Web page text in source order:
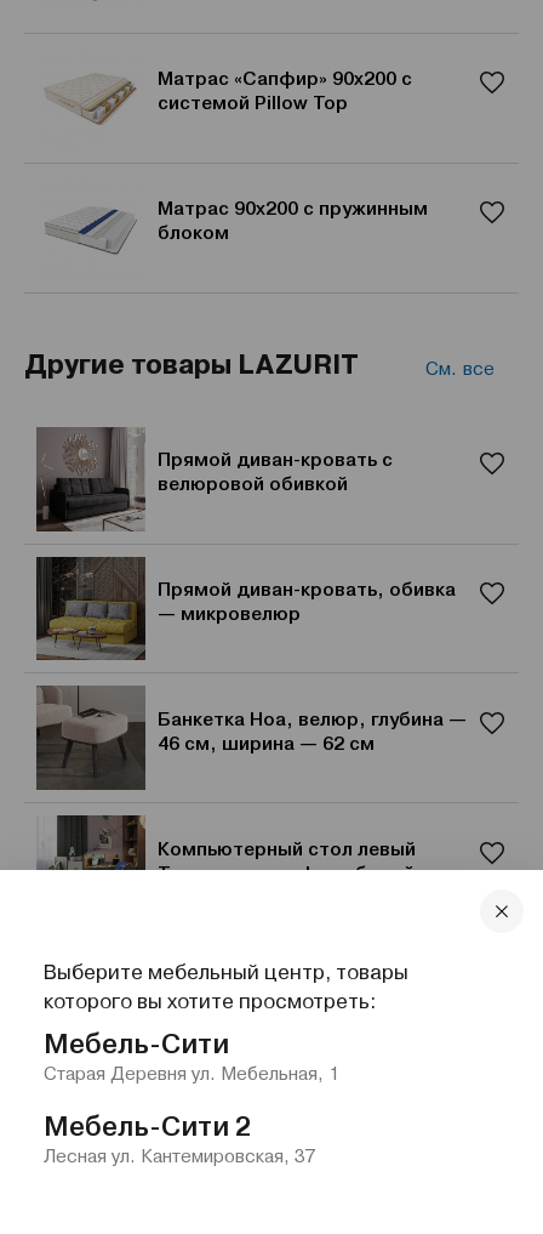
Матрас «Сапфир» 90x200 с
системой Pillow Top
Матрас 90x200 с пружинным
блоком
Другие товары LAZURIT См. все
Прямой диван-кровать с
велюровой обивкой
Прямой диван-кровать, обивка
— микровелюр
Банкетка Ноа, велюр, глубина —
46 см, ширина — 62 см
Компьютерный стол левый
Тиана орех клифтон белый
Комплект для спальни
Белладжио №1
Выберите мебельный центр, товары
которого вы хотите просмотреть:
Мебель-Сити
Старая Деревня ул. Мебельная, 1
Мебель-Сити 2
Лесная ул. Кантемировская, 37